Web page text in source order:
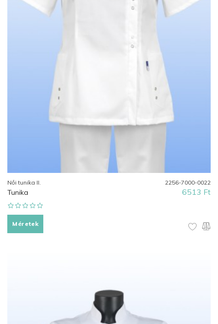
Női tunika II. 2256-7000-0022
Tunika 6513 Ft
Méretek